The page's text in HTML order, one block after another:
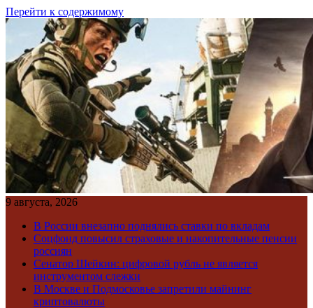
Перейти к содержимому
9 августа, 2026
В России внезапно поднялись ставки по вкладам
Соцфонд повысил страховые и накопительные пенсии
россиян
Сенатор Шейкин: цифровой рубль не является
инструментом слежки
В Москве и Подмосковье запретили майнинг
криптовалюты